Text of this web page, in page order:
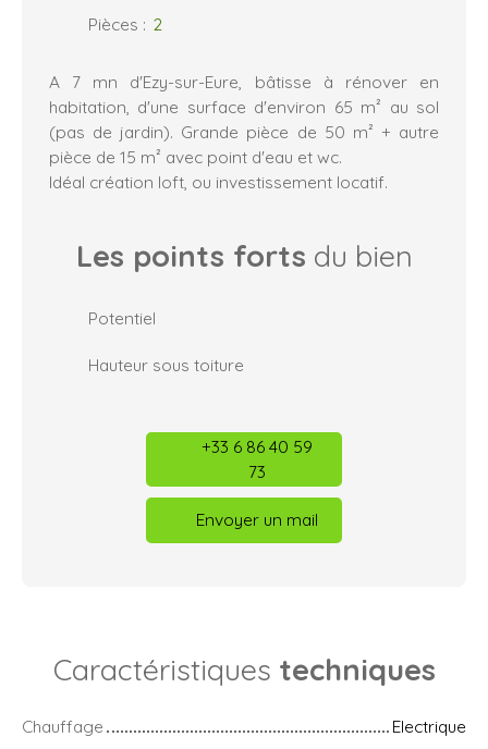
Pièces : 2
A 7 mn d'Ezy-sur-Eure, bâtisse à rénover en
habitation, d'une surface d'environ 65 m² au sol
(pas de jardin). Grande pièce de 50 m² + autre
pièce de 15 m² avec point d'eau et wc.
Idéal création loft, ou investissement locatif.
Les points forts du bien
Potentiel
Hauteur sous toiture
+33 6 86 40 59
73
Envoyer un mail
Caractéristiques techniques
Chauffage
Electrique